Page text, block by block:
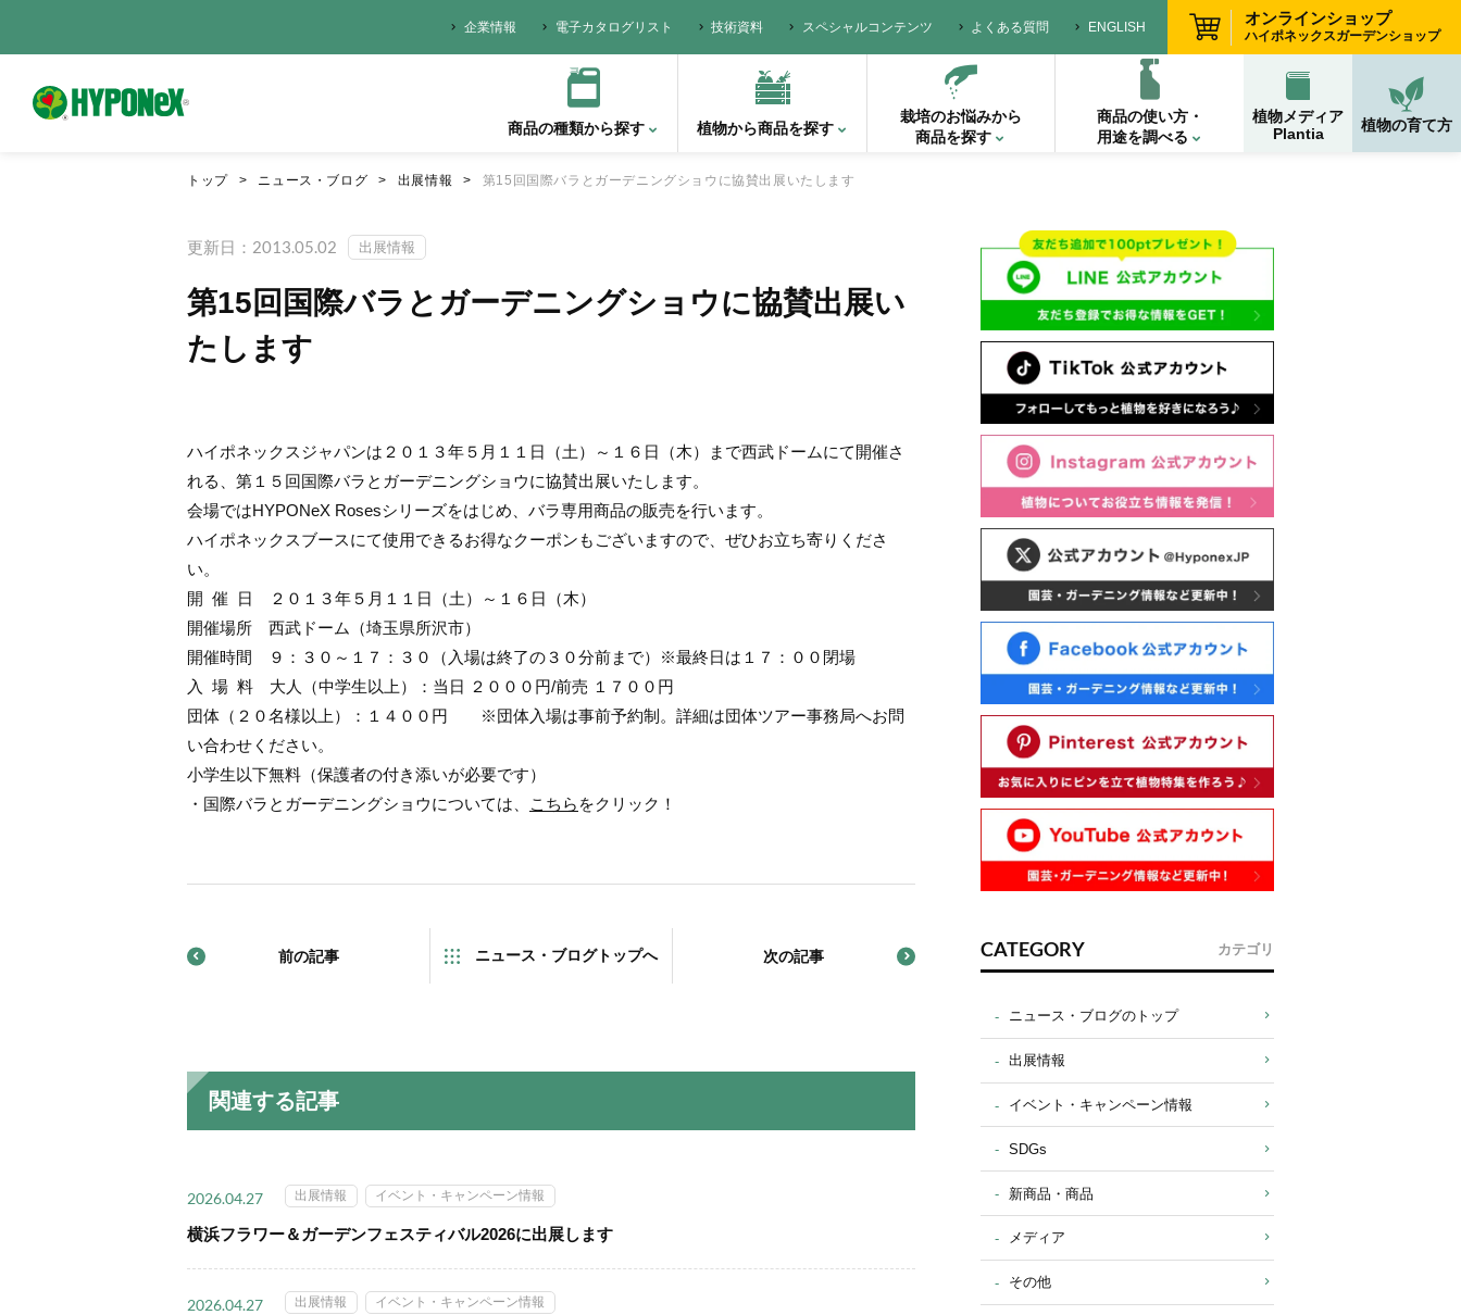
商品の種類から探す 植物から商品を探す
栽培のお悩みから
商品を探す
商品の使い方・
用途を調べる
植物メディア
Plantia
植物の育て方
企業情報 電子カタログリスト 技術資料 スペシャルコンテンツ よくある質問 ENGLISH
オンラインショップ
ハイポネックスガーデンショップ
トップ ニュース・ブログ 出展情報 第15回国際バラとガーデニングショウに協賛出展いたします
更新日：2013.05.02 出展情報
第15回国際バラとガーデニングショウに協賛出展い
たします
ハイポネックスジャパンは２０１３年５月１１日（土）～１６日（木）まで西武ドームにて開催さ
れる、第１５回国際バラとガーデニングショウに協賛出展いたします。
会場ではHYPONeX Rosesシリーズをはじめ、バラ専用商品の販売を行います。
ハイポネックスブースにて使用できるお得なクーポンもございますので、ぜひお立ち寄りくださ
い。
開 催 日 ２０１３年５月１１日（土）～１６日（木）
開催場所 西武ドーム（埼玉県所沢市）
開催時間 ９：３０～１７：３０（入場は終了の３０分前まで）※最終日は１７：００閉場
入 場 料 大人（中学生以上）：当日 ２０００円/前売 １７００円
団体（２０名様以上）：１４００円 ※団体入場は事前予約制。詳細は団体ツアー事務局へお問
い合わせください。
小学生以下無料（保護者の付き添いが必要です）
・国際バラとガーデニングショウについては、
こちら をクリック！
前の記事 ニュース・ブログトップへ 次の記事
関連する記事
2026.04.27 出展情報 イベント・キャンペーン情報
横浜フラワー＆ガーデンフェスティバル2026に出展します
2026.04.27 出展情報 イベント・キャンペーン情報
CATEGORY カテゴリ
ニュース・ブログのトップ
出展情報
イベント・キャンペーン情報
SDGs
新商品・商品
メディア
その他